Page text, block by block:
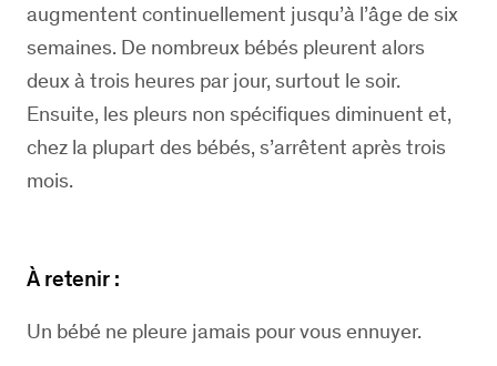
augmentent continuellement jusqu’à l’âge de six
semaines. De nombreux bébés pleurent alors
deux à trois heures par jour, surtout le soir.
Ensuite, les pleurs non spécifiques diminuent et,
chez la plupart des bébés, s’arrêtent après trois
mois.
À retenir :
Un bébé ne pleure jamais pour vous ennuyer.